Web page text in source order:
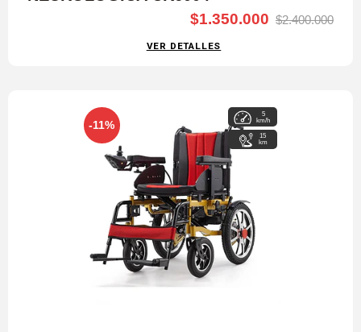
$1.350.000 $2.400.000
VER DETALLES
-11%
5
km/h
15
km